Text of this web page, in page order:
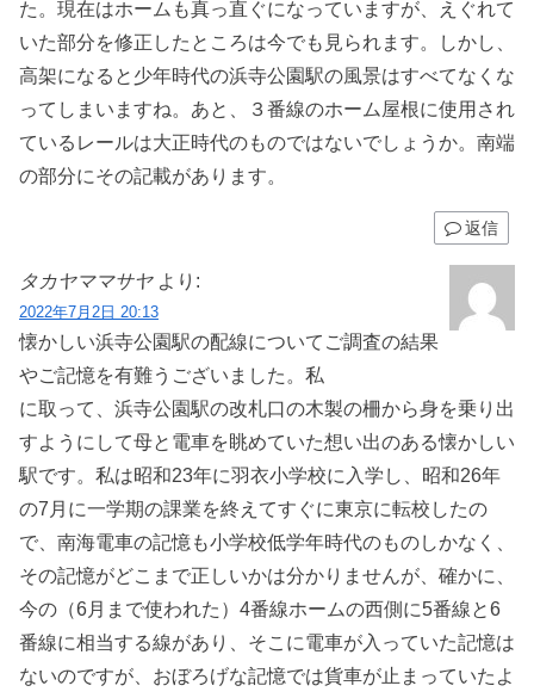
た。現在はホームも真っ直ぐになっていますが、えぐれて
いた部分を修正したところは今でも見られます。しかし、
高架になると少年時代の浜寺公園駅の風景はすべてなくな
ってしまいますね。あと、３番線のホーム屋根に使用され
ているレールは大正時代のものではないでしょうか。南端
の部分にその記載があります。
返信
タカヤママサヤ より:
2022年7月2日 20:13
懐かしい浜寺公園駅の配線についてご調査の結果
やご記憶を有難うございました。私
に取って、浜寺公園駅の改札口の木製の柵から身を乗り出
すようにして母と電車を眺めていた想い出のある懐かしい
駅です。私は昭和23年に羽衣小学校に入学し、昭和26年
の7月に一学期の課業を終えてすぐに東京に転校したの
で、南海電車の記憶も小学校低学年時代のものしかなく、
その記憶がどこまで正しいかは分かりませんが、確かに、
今の（6月まで使われた）4番線ホームの西側に5番線と6
番線に相当する線があり、そこに電車が入っていた記憶は
ないのですが、おぼろげな記憶では貨車が止まっていたよ